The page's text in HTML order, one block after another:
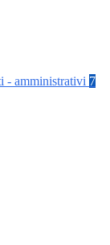
- amministrativi 7